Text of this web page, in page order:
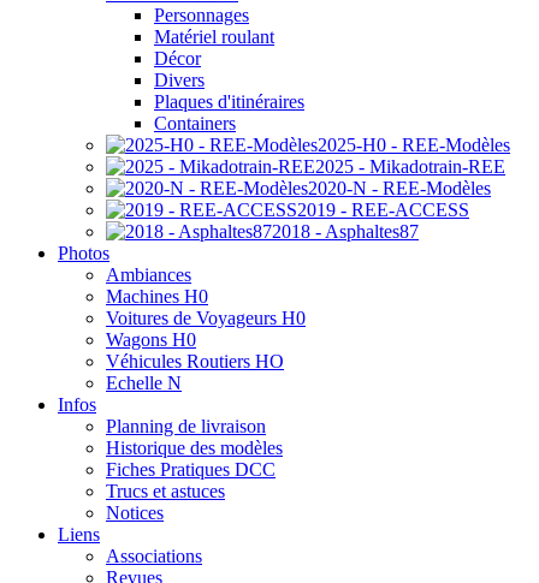
Personnages
Matériel roulant
Décor
Divers
Plaques d'itinéraires
Containers
2025-H0 - REE-Modèles
2025 - Mikadotrain-REE
2020-N - REE-Modèles
2019 - REE-ACCESS
2018 - Asphaltes87
Photos
Ambiances
Machines H0
Voitures de Voyageurs H0
Wagons H0
Véhicules Routiers HO
Echelle N
Infos
Planning de livraison
Historique des modèles
Fiches Pratiques DCC
Trucs et astuces
Notices
Liens
Associations
Revues